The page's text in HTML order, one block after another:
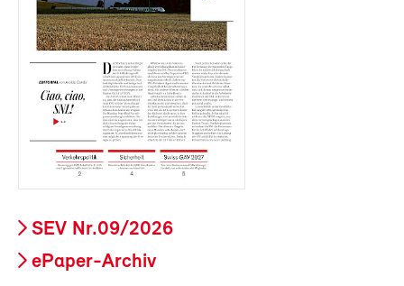
SEV Nr.09/2026
ePaper-Archiv